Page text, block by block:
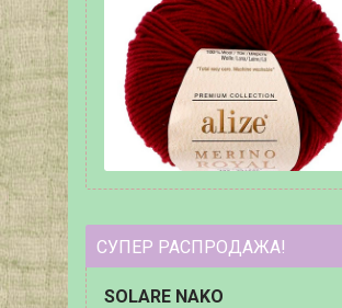
СУПЕР РАСПРОДАЖА!
SOLARE NAKO